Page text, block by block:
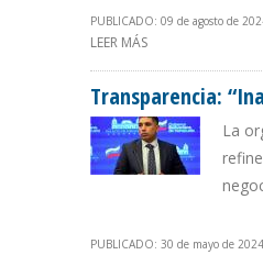
PUBLICADO: 09 de agosto de
LEER MÁS
Transparencia:
La
PUBLICADO: 30 de mayo de 2024